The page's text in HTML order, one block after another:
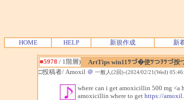
HOME HELP 新規作成 新
■5978 / 1階層)
ArtTips win11ﾂづ�使ﾂつｦﾂづ按
□投稿者/ Amoxil ＠ 一般人(2回)-(2024/02/21(Wed)
where can i get amoxicillin 500 mg <a
amoxicillin where to get https://